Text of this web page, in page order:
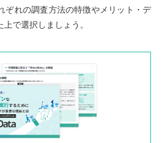
ぞれの調査方法の特徴やメリット・デ
で選択しましょう。